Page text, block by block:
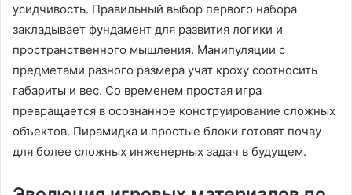
усидчивость. Правильный выбор первого набора
закладывает фундамент для развития логики и
пространственного мышления. Манипуляции с
предметами разного размера учат кроху соотносить
габариты и вес. Со временем простая игра
превращается в осознанное конструирование сложных
объектов. Пирамидка и простые блоки готовят почву
для более сложных инженерных задач в будущем.